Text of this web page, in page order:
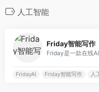
人工智能
Friday智能写作
FridayAI Friday智能写作 人